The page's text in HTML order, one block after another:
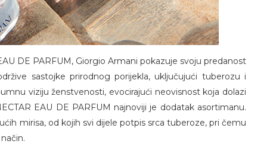
DE PARFUM, Giorgio Armani pokazuje svoju predanost
sastojke prirodnog porijekla, uključujući tuberozu i
viziju ženstvenosti, evocirajući neovisnost koja dolazi
EAU DE PARFUM najnoviji je dodatak asortimanu.
mirisa, od kojih svi dijele potpis srca tuberoze, pri čemu